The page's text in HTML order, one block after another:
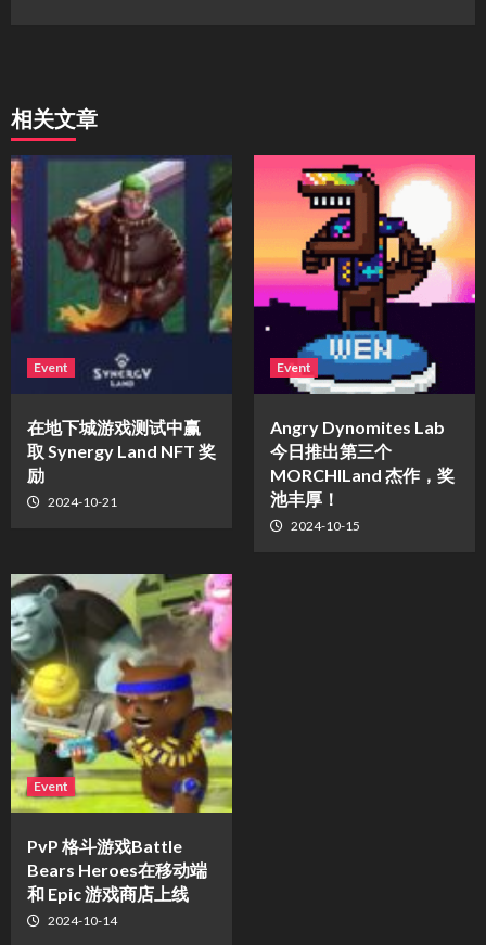
相关文章
Event
在地下城游戏测试中赢
取 Synergy Land NFT 奖
励
2024-10-21
Event
Angry Dynomites Lab
今日推出第三个
MORCHILand 杰作，奖
池丰厚！
2024-10-15
Event
PvP 格斗游戏Battle
Bears Heroes在移动端
和 Epic 游戏商店上线
2024-10-14